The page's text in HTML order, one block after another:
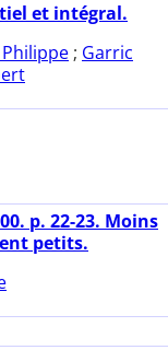
et intégral.
; Garric
p. 22-23. Moins
petits.